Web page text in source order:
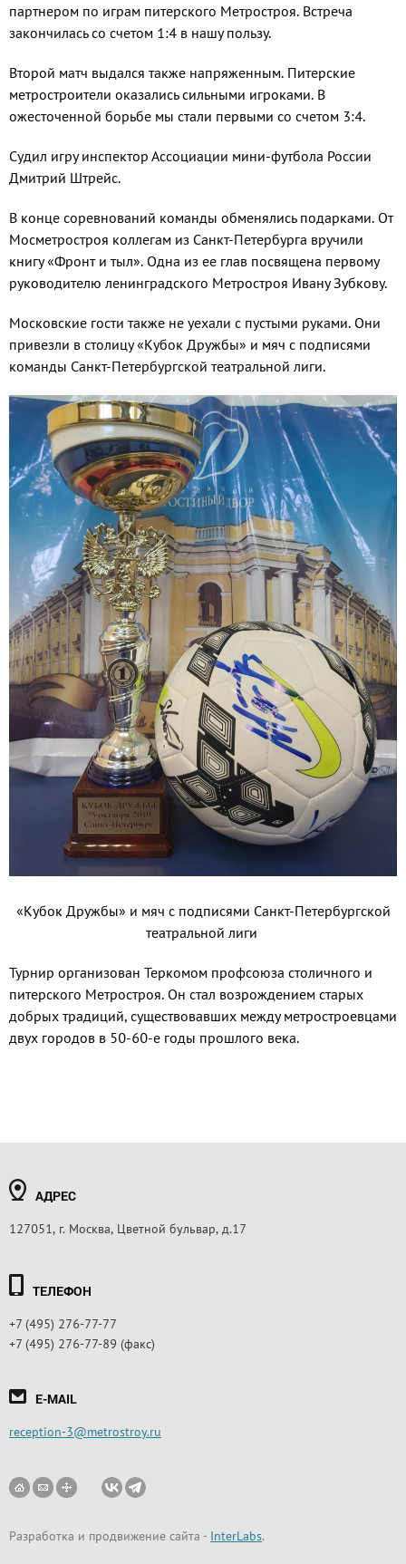
партнером по играм питерского Метростроя. Встреча
закончилась со счетом 1:4 в нашу пользу.
Второй матч выдался также напряженным. Питерские
метростроители оказались сильными игроками. В
ожесточенной борьбе мы стали первыми со счетом 3:4.
Судил игру инспектор Ассоциации мини-футбола России
Дмитрий Штрейс.
В конце соревнований команды обменялись подарками. От
Мосметростроя коллегам из Санкт-Петербурга вручили
книгу «Фронт и тыл». Одна из ее глав посвящена первому
руководителю ленинградского Метростроя Ивану Зубкову.
Московские гости также не уехали с пустыми руками. Они
привезли в столицу «Кубок Дружбы» и мяч с подписями
команды Санкт-Петербургской театральной лиги.
«Кубок Дружбы» и мяч с подписями Санкт-Петербургской
театральной лиги
Турнир организован Теркомом профсоюза столичного и
питерского Метростроя. Он стал возрождением старых
добрых традиций, существовавших между метростроевцами
двух городов в 50-60-е годы прошлого века.
АДРЕС
127051, г. Москва, Цветной бульвар, д.17
ТЕЛЕФОН
+7 (495) 276-77-77
+7 (495) 276-77-89 (факс)
E-MAIL
reception-3@metrostroy.ru
Разработка и продвижение сайта - InterLabs